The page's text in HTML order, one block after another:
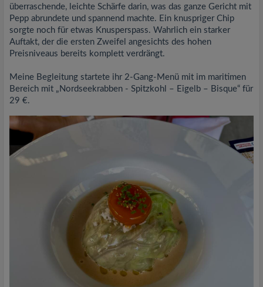
überraschende, leichte Schärfe darin, was das ganze Gericht mit
Pepp abrundete und spannend machte. Ein knuspriger Chip
sorgte noch für etwas Knusperspass. Wahrlich ein starker
Auftakt, der die ersten Zweifel angesichts des hohen
Preisniveaus bereits komplett verdrängt.
Meine Begleitung startete ihr 2-Gang-Menü mit im maritimen
Bereich mit „Nordseekrabben - Spitzkohl – Eigelb – Bisque“ für
29 €.